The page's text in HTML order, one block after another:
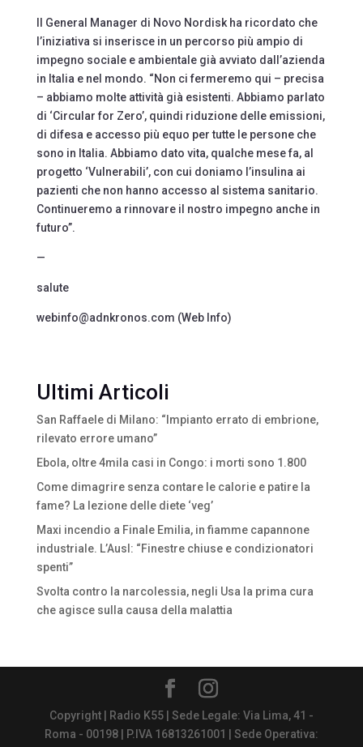
Il General Manager di Novo Nordisk ha ricordato che
l’iniziativa si inserisce in un percorso più ampio di
impegno sociale e ambientale già avviato dall’azienda
in Italia e nel mondo. “Non ci fermeremo qui – precisa
– abbiamo molte attività già esistenti. Abbiamo parlato
di ‘Circular for Zero’, quindi riduzione delle emissioni,
di difesa e accesso più equo per tutte le persone che
sono in Italia. Abbiamo dato vita, qualche mese fa, al
progetto ‘Vulnerabili’, con cui doniamo l’insulina ai
pazienti che non hanno accesso al sistema sanitario.
Continueremo a rinnovare il nostro impegno anche in
futuro”.
—
salute
webinfo@adnkronos.com (Web Info)
Ultimi Articoli
San Raffaele di Milano: “Impianto errato di embrione,
rilevato errore umano”
Ebola, oltre 4mila casi in Congo: i morti sono 1.800
Come dimagrire senza contare le calorie e patire la
fame? La lezione delle diete ‘veg’
Maxi incendio a Finale Emilia, in fiamme capannone
industriale. L’Ausl: “Finestre chiuse e condizionatori
spenti”
Svolta contro la narcolessia, negli Usa la prima cura
che agisce sulla causa della malattia
Copyright | Radio K55 | Sede Legale: Via Lima, 41 -
Roma - 00198 | P.IVA 16813261001 | Sede Operativa: